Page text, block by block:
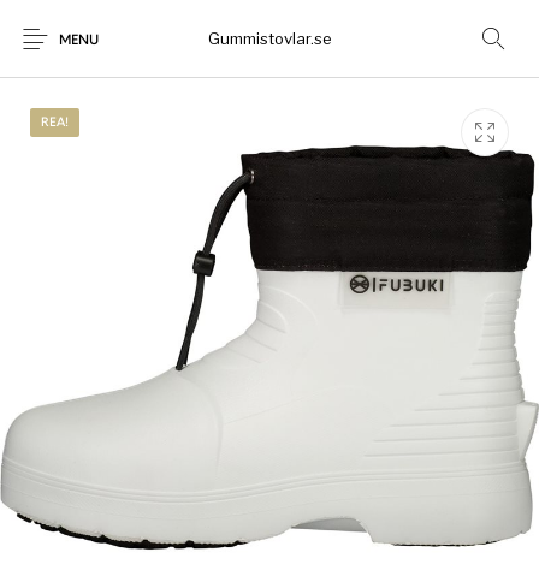
MENU Gummistovlar.se
Gummistövlar Okategoriserad
REA!